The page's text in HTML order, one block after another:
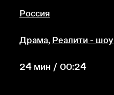
Россия
Драма, Реалити - шоу
24 мин / 00:24